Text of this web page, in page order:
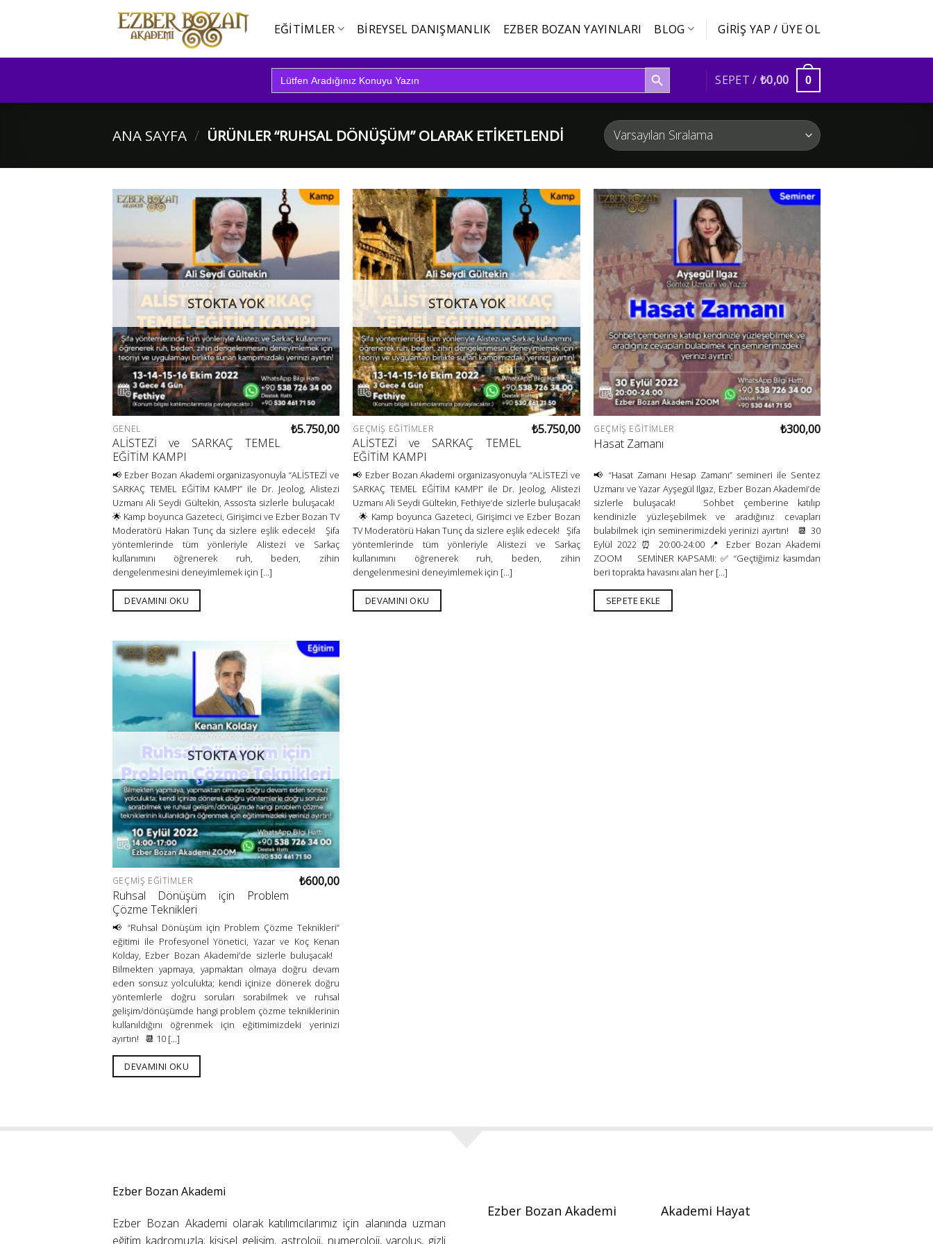
EĞITIMLER BIREYSEL DANIŞMANLIK EZBER BOZAN YAYINLARI BLOG GIRIŞ YAP / ÜYE OL
Search
for:
SEARCH BUTTON
SEPET / ₺0,00 0
ANA SAYFA / ÜRÜNLER “RUHSAL DÖNÜŞÜM” OLARAK ETIKETLENDI
STOKTA YOK
GENEL
ALİSTEZİ ve SARKAÇ TEMEL
EĞİTİM KAMPI
₺5.750,00
📢 Ezber Bozan Akademi organizasyonuyla “ALİSTEZİ ve
SARKAÇ TEMEL EĞİTİM KAMPI” ile Dr. Jeolog, Alistezi
Uzmanı Ali Seydi Gültekin, Assos’ta sizlerle buluşacak!
🌟 Kamp boyunca Gazeteci, Girişimci ve Ezber Bozan TV
Moderatörü Hakan Tunç da sizlere eşlik edecek! Şifa
yöntemlerinde tüm yönleriyle Alistezi ve Sarkaç
kullanımını öğrenerek ruh, beden, zihin
dengelenmesini deneyimlemek için [...]
DEVAMINI OKU
STOKTA YOK
GEÇMIŞ EĞITIMLER
ALİSTEZİ ve SARKAÇ TEMEL
EĞİTİM KAMPI
₺5.750,00
📢 Ezber Bozan Akademi organizasyonuyla “ALİSTEZİ ve
SARKAÇ TEMEL EĞİTİM KAMPI” ile Dr. Jeolog, Alistezi
Uzmanı Ali Seydi Gültekin, Fethiye’de sizlerle buluşacak!
🌟 Kamp boyunca Gazeteci, Girişimci ve Ezber Bozan
TV Moderatörü Hakan Tunç da sizlere eşlik edecek! Şifa
yöntemlerinde tüm yönleriyle Alistezi ve Sarkaç
kullanımını öğrenerek ruh, beden, zihin
dengelenmesini deneyimlemek için [...]
DEVAMINI OKU
GEÇMIŞ EĞITIMLER
Hasat Zamanı
₺300,00
📢 “Hasat Zamanı Hesap Zamanı” semineri ile Sentez
Uzmanı ve Yazar Ayşegül Ilgaz, Ezber Bozan Akademi’de
sizlerle buluşacak! Sohbet çemberine katılıp
kendinizle yüzleşebilmek ve aradığınız cevapları
bulabilmek için seminerimizdeki yerinizi ayırtın! 📆 30
Eylül 2022 ⏰ 20:00-24:00 📍 Ezber Bozan Akademi
ZOOM SEMİNER KAPSAMI: ✅ “Geçtiğimiz kasımdan
beri toprakta havasını alan her [...]
SEPETE EKLE
STOKTA YOK
GEÇMIŞ EĞITIMLER
Ruhsal Dönüşüm için Problem
Çözme Teknikleri
₺600,00
📢 “Ruhsal Dönüşüm için Problem Çözme Teknikleri”
eğitimi ile Profesyonel Yönetici, Yazar ve Koç Kenan
Kolday, Ezber Bozan Akademi’de sizlerle buluşacak!
Bilmekten yapmaya, yapmaktan olmaya doğru devam
eden sonsuz yolculukta; kendi içinize dönerek doğru
yöntemlerle doğru soruları sorabilmek ve ruhsal
gelişim/dönüşümde hangi problem çözme tekniklerinin
kullanıldığını öğrenmek için eğitimimizdeki yerinizi
ayırtın! 📆 10 [...]
DEVAMINI OKU
Ezber Bozan Akademi
Ezber Bozan Akademi olarak katılımcılarımız için alanında uzman
eğitim kadromuzla; kişisel gelişim, astroloji, numeroloji, varoluş, gizli
Ezber Bozan Akademi Akademi Hayat